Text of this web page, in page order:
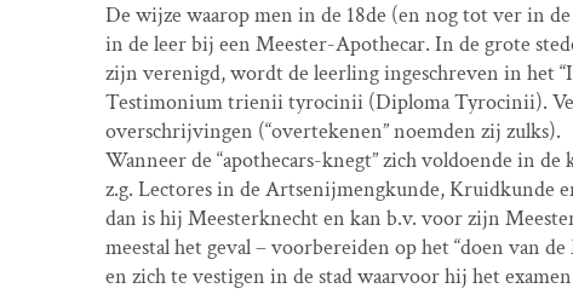
De wijze waarop men in de 18de (en nog tot ver in
in de leer bij een Meester-Apothecar. In de grote
zijn verenigd, wordt de leerling ingeschreven in het
Testimonium trienii tyrocinii (Diploma Tyrocinii).
overschrijvingen (“overtekenen” noemden zij zulks).
Wanneer de “apothecars-knegt” zich voldoende in
z.g. Lectores in de Artsenijmengkunde, Kruidkunde
dan is hij Meesterknecht en kan b.v. voor zijn
meestal het geval – voorbereiden op het “doen van
en zich te vestigen in de stad waarvoor hij het